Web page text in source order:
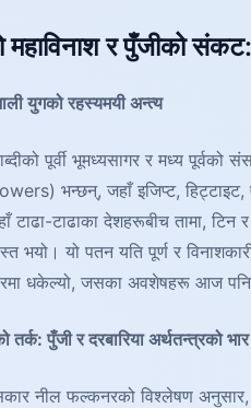
र पुँजीको
युगको रहस्यमयी अन्त्य
पूर्वी भूमध्यसागर र मध्य
भन्छन्, जहाँ इजिप्ट, हिट्टाइट,
टाढा-टाढाका देशहरूबीच तामा,
भयो। यो पतन यति पूर्ण र
धकेल्यो, जसका अवशेषहरू आज पनि
पुँजी र दरबारिया अर्थतन्त्रको भार
नील फल्कनरको विश्लेषण